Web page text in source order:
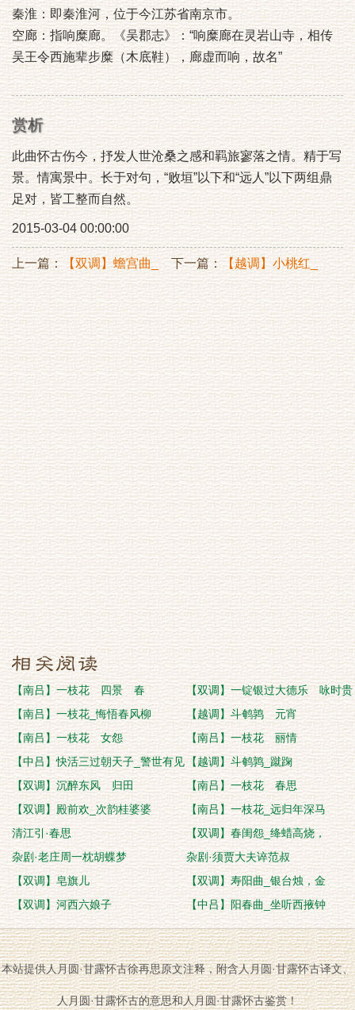
秦淮：即秦淮河，位于今江苏省南京市。
空廊：指响糜廊。《吴郡志》：“响糜廊在灵岩山寺，相传
吴王令西施辈步糜（木底鞋），廊虚而响，故名”
赏析
此曲怀古伤今，抒发人世沧桑之感和羁旅寥落之情。精于写
景。情寓景中。长于对句，“败垣”以下和“远人”以下两组鼎
足对，皆工整而自然。
2015-03-04 00:00:00
上一篇：【双调】蟾宫曲_
竹风过雨新
下一篇：【越调】小桃红_
别澉川杨安
【南吕】一枝花 四景 春
【双调】一锭银过大德乐 咏时贵
【南吕】一枝花_悔悟春风柳
【越调】斗鹌鹑 元宵
【南吕】一枝花 女怨
【南吕】一枝花 丽情
【中吕】快活三过朝天子_警世有见
识
【越调】斗鹌鹑_蹴踘
【双调】沉醉东风 归田
【南吕】一枝花 春思
【双调】殿前欢_次韵桂婆婆
【南吕】一枝花_远归年深马
清江引·春思
【双调】春闺怨_绛蜡高烧，
杂剧·老庄周一枕胡蝶梦
杂剧·须贾大夫谇范叔
【双调】皂旗儿
【双调】寿阳曲_银台烛，金
【双调】河西六娘子
【中吕】阳春曲_坐听西掖钟
本站提供人月圆·甘露怀古徐再思原文注释，附含人月圆·甘露怀古译文、
人月圆·甘露怀古的意思和人月圆·甘露怀古鉴赏！